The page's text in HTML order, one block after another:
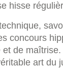
hisse
concours
et de
art du